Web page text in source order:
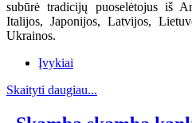
subūrė tradicijų puoselėtojus iš
Italijos, Japonijos, Latvijos,
Ukrainos.
Įvykiai
Skaityti daugiau...